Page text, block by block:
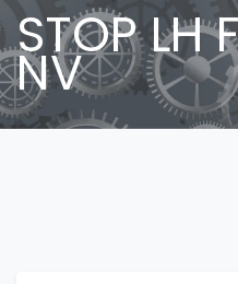
STOP LH
NV